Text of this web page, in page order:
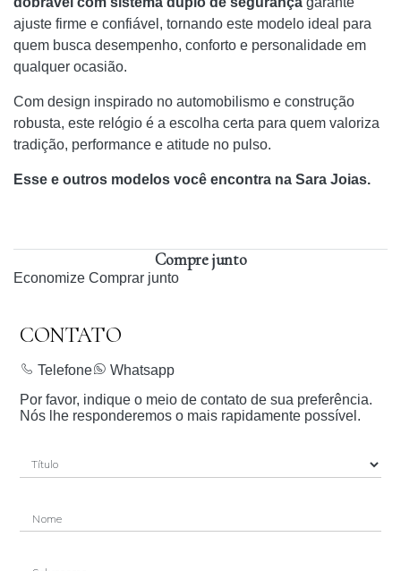
ajuste firme e confiável, tornando este modelo ideal para
quem busca desempenho, conforto e personalidade em
qualquer ocasião.
Com design inspirado no automobilismo e construção
robusta, este relógio é a escolha certa para quem valoriza
tradição, performance e atitude no pulso.
Esse e outros modelos você encontra na Sara Joias.
Compre junto
Economize Comprar junto
CONTATO
Telefone
Whatsapp
Por favor, indique o meio de contato de sua preferência.
Nós lhe responderemos o mais rapidamente possível.
Nome